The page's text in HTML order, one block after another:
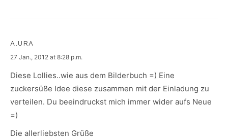
A.URA
says:
27 Jan., 2012 at 8:28 p.m.
Diese Lollies..wie aus dem Bilderbuch =) Eine
zuckersüße Idee diese zusammen mit der Einladung zu
verteilen. Du beeindruckst mich immer wider aufs Neue
=)
Die allerliebsten Grüße